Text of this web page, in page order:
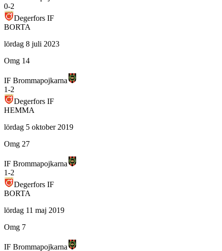
0-2
Degerfors IF
BORTA
lördag 8 juli 2023
Omg 14
IF Brommapojkarna
1-2
Degerfors IF
HEMMA
lördag 5 oktober 2019
Omg 27
IF Brommapojkarna
1-2
Degerfors IF
BORTA
lördag 11 maj 2019
Omg 7
IF Brommapojkarna